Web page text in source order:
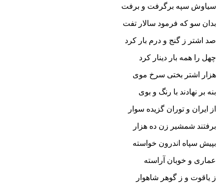
سیاوش سپه برگرفت و برفت
بدان سو که فرمود سالار تفت‏
صد اشتر ز گنج و درم بار کرد
چهل را همه بار دینار کرد
هزار اشتر بختى سرخ موى
بنه بر نهادند با رنگ و بوى‏
از ایران و توران گزیده سوار
برفتند شمشیر زن ده هزار
بپیش سپاه اندرون خواسته
عمارى و خوبان آراسته‏
ز یاقوت و ز گوهر شاهوار